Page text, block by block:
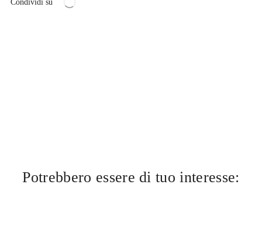
Condividi su
Potrebbero essere di tuo interesse: